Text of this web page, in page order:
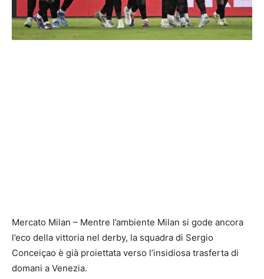
Mercato Milan – Mentre l’ambiente Milan si gode ancora
l’eco della vittoria nel derby, la squadra di Sergio
Conceiçao è già proiettata verso l’insidiosa trasferta di
domani a Venezia.